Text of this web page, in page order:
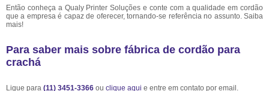
Então conheça a Qualy Printer Soluções e conte com a qualidade em cordão
que a empresa é capaz de oferecer, tornando-se referência no assunto. Saiba
mais!
Para saber mais sobre fábrica de cordão para
crachá
Ligue para (11) 3451-3366 ou clique aqui e entre em contato por email.